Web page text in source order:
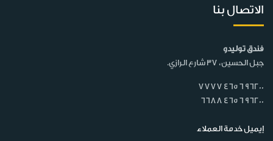
الاتصال بنا
فندق توليدو
جبل الحسين، 37 شارع الرازي.
7777 465 6 96200
6688 465 6 96200
إيميل خدمة العملاء